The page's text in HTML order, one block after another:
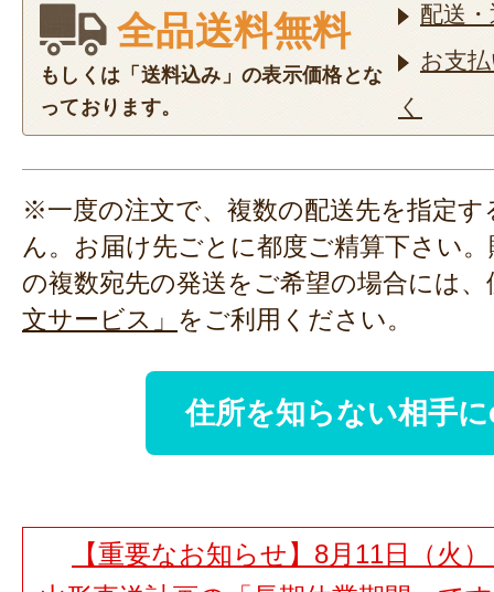
全品送料無料
もしくは「送料込み」の表示価格とな
っております。
配送
お支
く
※一度の注文で、複数の配送先を指定
ん。お届け先ごとに都度ご精算下さい
の複数宛先の発送をご希望の場合には、
文サービス」 をご利用ください。
住所を知らない相手
【重要なお知らせ】8月11日（火